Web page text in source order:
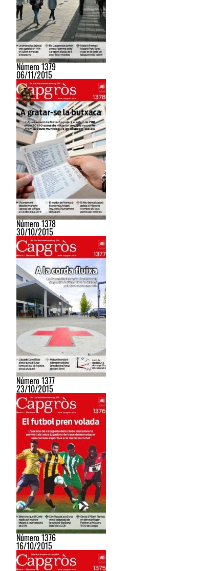
Número 1379
06/11/2015
Número 1378
30/10/2015
Número 1377
23/10/2015
Número 1376
16/10/2015